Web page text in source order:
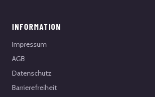
INFORMATION
Impressum
AGB
Datenschutz
Barrierefreiheit